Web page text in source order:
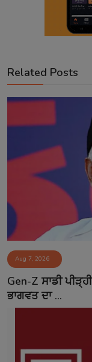
Related Posts
Aug 7, 2026
Gen-Z ਸਾਡੀ
ਭਾਗਵਤ ਦਾ ...